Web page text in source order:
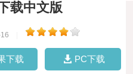
载中文版
下载 PC下载